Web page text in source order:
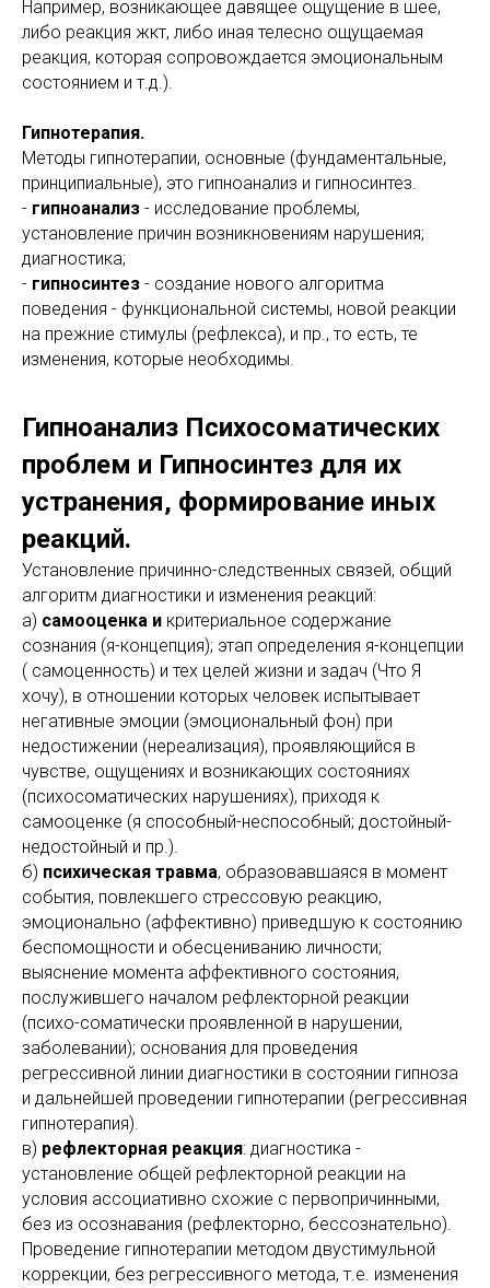
Например, возникающее давящее ощущение в шее,
либо реакция жкт, либо иная телесно ощущаемая
реакция, которая сопровождается эмоциональным
состоянием и т.д.).
Гипнотерапия.
Методы гипнотерапии, основные (фундаментальные,
принципиальные), это гипноанализ и гипносинтез.
- гипноанализ - исследование проблемы,
установление причин возникновениям нарушения;
диагностика;
- гипносинтез - создание нового алгоритма
поведения - функциональной системы, новой реакции
на прежние стимулы (рефлекса), и пр., то есть, те
изменения, которые необходимы.
Гипноанализ Психосоматических
проблем и Гипносинтез для их
устранения, формирование иных
реакций.
Установление причинно-следственных связей, общий
алгоритм диагностики и изменения реакций:
а) самооценка и критериальное содержание
сознания (я-концепция); этап определения я-концепции
( самоценность) и тех целей жизни и задач (Что Я
хочу), в отношении которых человек испытывает
негативные эмоции (эмоциональный фон) при
недостижении (нереализация), проявляющийся в
чувстве, ощущениях и возникающих состояниях
(психосоматических нарушениях), приходя к
самооценке (я способный-неспособный; достойный-
недостойный и пр.).
б) психическая травма, образовавшаяся в момент
события, повлекшего стрессовую реакцию,
эмоционально (аффективно) приведшую к состоянию
беспомощности и обесцениванию личности;
выяснение момента аффективного состояния,
послужившего началом рефлекторной реакции
(психо-соматически проявленной в нарушении,
заболевании); основания для проведения
регрессивной линии диагностики в состоянии гипноза
и дальнейшей проведении гипнотерапии (регрессивная
гипнотерапия).
в) рефлекторная реакция: диагностика -
установление общей рефлекторной реакции на
условия ассоциативно схожие с первопричинными,
без из осознавания (рефлекторно, бессознательно).
Проведение гипнотерапии методом двустимульной
коррекции, без регрессивного метода, т.е. изменения